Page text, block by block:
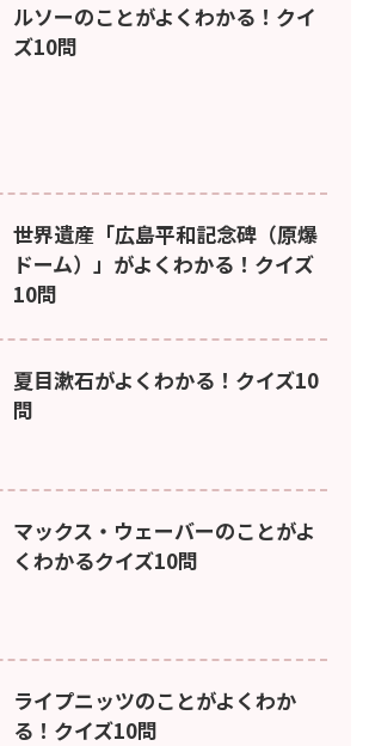
ルソーのことがよくわかる！クイ
ズ10問
世界遺産「広島平和記念碑（原爆
ドーム）」がよくわかる！クイズ
10問
夏目漱石がよくわかる！クイズ10
問
マックス・ウェーバーのことがよ
くわかるクイズ10問
ライプニッツのことがよくわか
る！クイズ10問